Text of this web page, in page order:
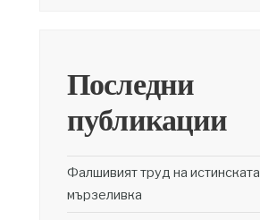
Последни
публикации
Фалшивият труд на истинската
мързеливка